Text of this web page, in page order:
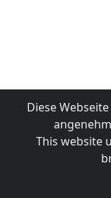
Diese
This website